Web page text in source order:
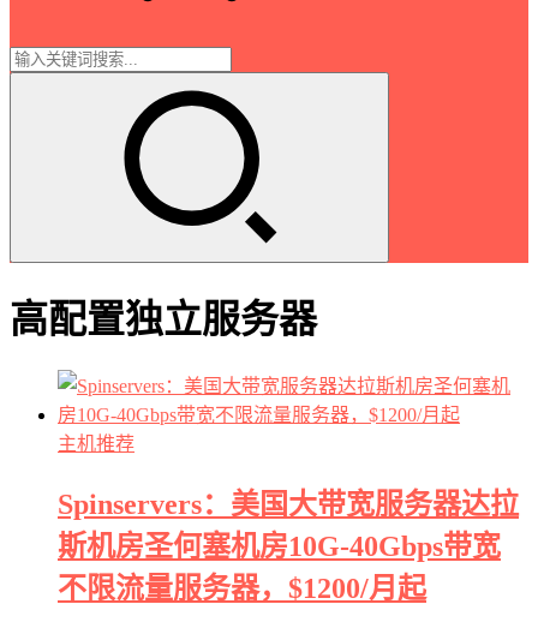
高配置独立服务器
主机推荐
Spinservers：美国大带宽服务器达拉
斯机房圣何塞机房10G-40Gbps带宽
不限流量服务器，$1200/月起